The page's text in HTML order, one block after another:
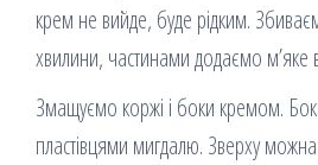
крем не вийде, буде рідким.
хвилини, частинами додаємо
Змащуємо коржі і боки кремом.
пластівцями мигдалю. Зверху